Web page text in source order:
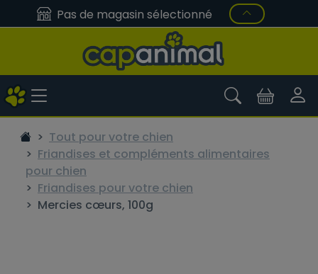
Pas de magasin sélectionné
Tout pour votre chien
Friandises et compléments alimentaires
pour chien
Friandises pour votre chien
Mercies cœurs, 100g